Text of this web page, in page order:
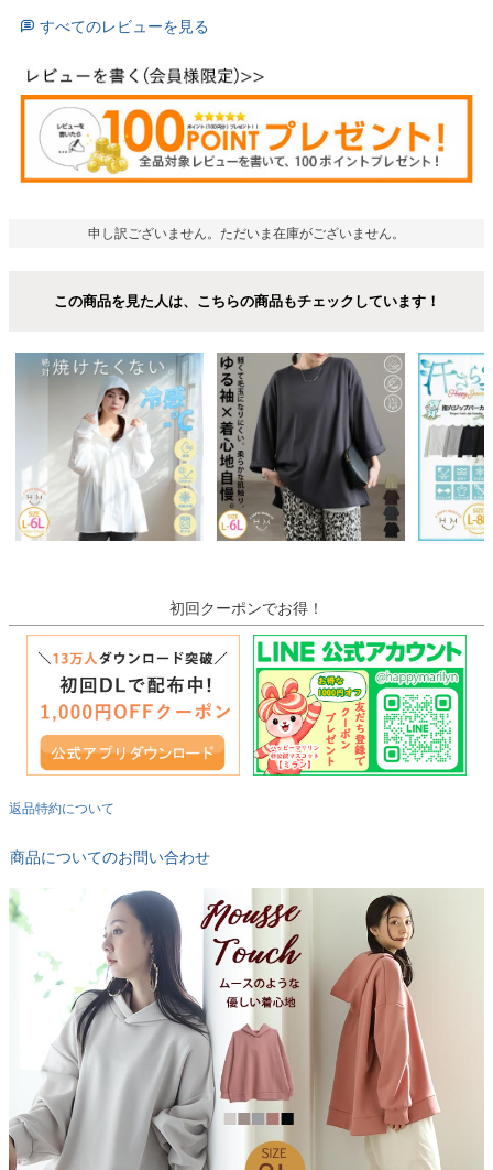
すべてのレビューを見る
申し訳ございません。ただいま在庫がございません。
この商品を見た人は、こちらの商品もチェックしています！
初回クーポンでお得！
返品特約について
商品についてのお問い合わせ